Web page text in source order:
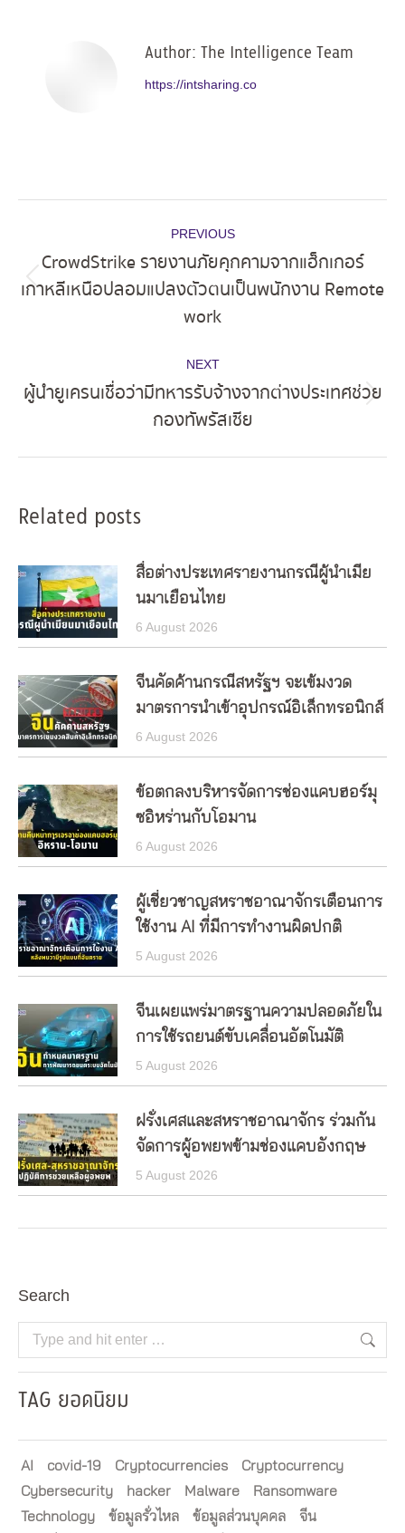
Author: The Intelligence Team
https://intsharing.co
navigation
PREVIOUS
Previous
post:
CrowdStrike รายงานภัยคุกคามจากแฮ็กเกอร์
เกาหลีเหนือปลอมแปลงตัวตนเป็นพนักงาน Remote
work
NEXT
post:
ผู้นำยูเครนเชื่อว่ามีทหารรับจ้างจากต่างประเทศช่วย
กองทัพรัสเซีย
Related posts
สื่อต่างประเทศรายงานกรณีผู้นำเมีย
นมาเยือนไทย
6 August 2026
จีนคัดค้านกรณีสหรัฐฯ จะเข้มงวด
มาตรการนำเข้าอุปกรณ์อิเล็กทรอนิกส์
6 August 2026
ข้อตกลงบริหารจัดการช่องแคบฮอร์มุ
ซอิหร่านกับโอมาน
6 August 2026
ผู้เชี่ยวชาญสหราชอาณาจักรเตือนการ
ใช้งาน AI ที่มีการทำงานผิดปกติ
5 August 2026
จีนเผยแพร่มาตรฐานความปลอดภัยใน
การใช้รถยนต์ขับเคลื่อนอัตโนมัติ
5 August 2026
ฝรั่งเศสและสหราชอาณาจักร ร่วมกัน
จัดการผู้อพยพข้ามช่องแคบอังกฤษ
5 August 2026
Search
Search:
TAG ยอดนิยม
AI covid-19 Cryptocurrencies
Cryptocurrency
Cybersecurity
hacker Malware
Ransomware
Technology
ข้อมูลรั่วไหล ข้อมูลส่วนบุคคล
จีน